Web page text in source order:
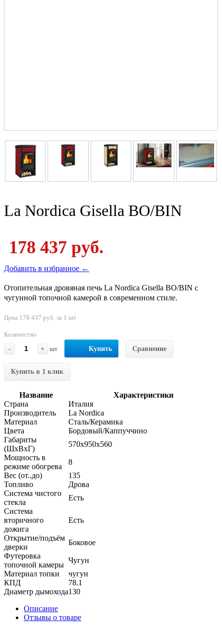
La Nordica Gisella BO/BIN
178 437 руб.
Добавить в избранное ←
Отопительная дровяная печь La Nordica Gisella BO/BIN с
чугунной топочной камерой в современном стиле.
Цена 178 437 руб. за 1 шт
Количество
-
+ шт Купить Сравнение
Купить в 1 клик
Название
Характеристики
Страна
Италия
Производитель
La Nordica
Материал
Сталь/Керамика
Цвета
Бордовый/Каппуччино
Габариты
(ШхВхГ)
570x950x560
Мощность в
режиме обогрева
8
Вес (от..до)
135
Топливо
Дрова
Система чистого
стекла
Есть
Система
вторичного
дожига
Есть
Открытие/подъём
дверки
Боковое
Футеровка
топочной камеры
Чугун
Материал топки
чугун
КПД
78.1
Диаметр дымохода130
Описание
Отзывы о товаре